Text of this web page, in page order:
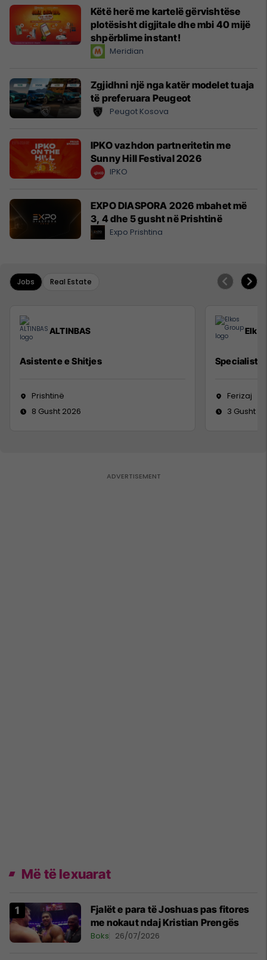
Këtë herë me kartelë gërvishtëse
plotësisht digjitale dhe mbi 40 mijë
shpërblime instant!
Meridian
Zgjidhni një nga katër modelet tuaja
të preferuara Peugeot
Peugot Kosova
IPKO vazhdon partneritetin me
Sunny Hill Festival 2026
IPKO
EXPO DIASPORA 2026 mbahet më
3, 4 dhe 5 gusht në Prishtinë
Expo Prishtina
Jobs Real Estate
ALTINBAS
Asistente e Shitjes
Prishtinë
8 Gusht 2026
Specialist
Ferizaj
3 Gusht
Më të lexuarat
Fjalët e para të Joshuas pas fitores
me nokaut ndaj Kristian Prengës
Boks 26/07/2026